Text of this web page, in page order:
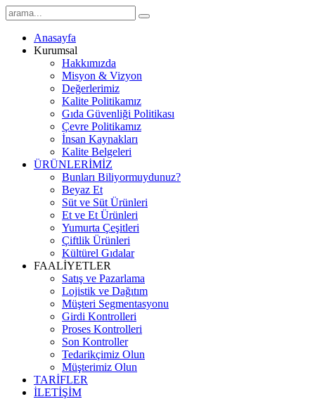
Anasayfa
Kurumsal
Hakkımızda
Misyon & Vizyon
Değerlerimiz
Kalite Politikamız
Gıda Güvenliği Politikası
Çevre Politikamız
İnsan Kaynakları
Kalite Belgeleri
ÜRÜNLERİMİZ
Bunları Biliyormuydunuz?
Beyaz Et
Süt ve Süt Ürünleri
Et ve Et Ürünleri
Yumurta Çeşitleri
Çiftlik Ürünleri
Kültürel Gıdalar
FAALİYETLER
Satış ve Pazarlama
Lojistik ve Dağıtım
Müşteri Segmentasyonu
Girdi Kontrolleri
Proses Kontrolleri
Son Kontroller
Tedarikçimiz Olun
Müşterimiz Olun
TARİFLER
İLETİŞİM